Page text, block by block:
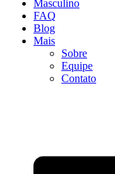
Masculino
FAQ
Blog
Mais
Sobre
Equipe
Contato